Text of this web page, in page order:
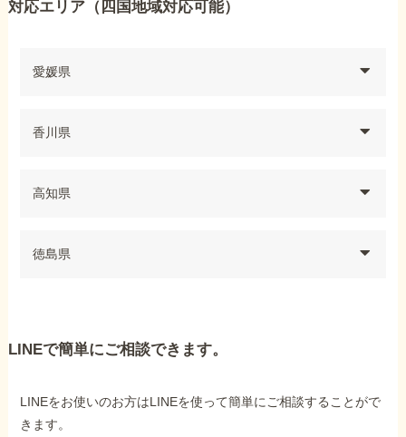
対応エリア（四国地域対応可能）
愛媛県
香川県
高知県
徳島県
LINEで簡単にご相談できます。
LINEをお使いのお方はLINEを使って簡単にご相談することがで
きます。